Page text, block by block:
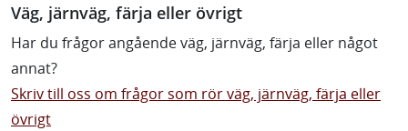
Väg, järnväg, färja eller övrigt
Har du frågor angående väg, järnväg, färja eller något
annat?
Skriv till oss om frågor som rör väg, järnväg, färja eller
övrigt